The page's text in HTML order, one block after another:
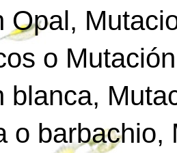
Opal,
o
blanca,
o